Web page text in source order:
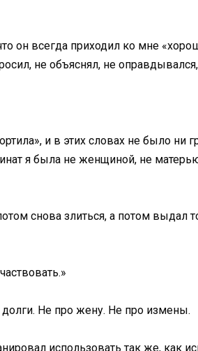
он всегда приходил ко мне
не объяснял, не оправдывался,
и в этих словах не было ни
я была не женщиной, не
снова злиться, а потом выдал
Не про жену. Не про измены.
использовать так же, как